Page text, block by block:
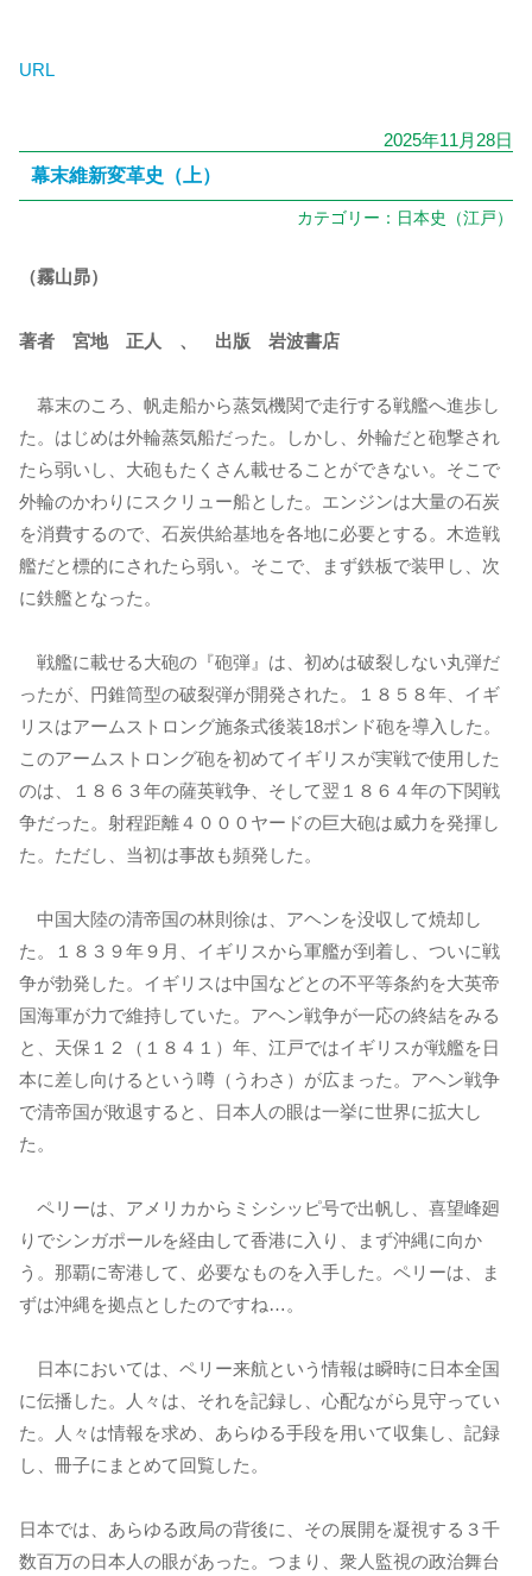
URL
2025年11月28日
幕末維新変革史（上）
カテゴリー： 日本史（江戸）
（霧山昴）
著者 宮地 正人 、 出版 岩波書店
幕末のころ、帆走船から蒸気機関で走行する戦艦へ進歩し
た。はじめは外輪蒸気船だった。しかし、外輪だと砲撃され
たら弱いし、大砲もたくさん載せることができない。そこで
外輪のかわりにスクリュー船とした。エンジンは大量の石炭
を消費するので、石炭供給基地を各地に必要とする。木造戦
艦だと標的にされたら弱い。そこで、まず鉄板で装甲し、次
に鉄艦となった。
戦艦に載せる大砲の『砲弾』は、初めは破裂しない丸弾だ
ったが、円錐筒型の破裂弾が開発された。１８５８年、イギ
リスはアームストロング施条式後装18ポンド砲を導入した。
このアームストロング砲を初めてイギリスが実戦で使用した
のは、１８６３年の薩英戦争、そして翌１８６４年の下関戦
争だった。射程距離４０００ヤードの巨大砲は威力を発揮し
た。ただし、当初は事故も頻発した。
中国大陸の清帝国の林則徐は、アヘンを没収して焼却し
た。１８３９年９月、イギリスから軍艦が到着し、ついに戦
争が勃発した。イギリスは中国などとの不平等条約を大英帝
国海軍が力で維持していた。アヘン戦争が一応の終結をみる
と、天保１２（１８４１）年、江戸ではイギリスが戦艦を日
本に差し向けるという噂（うわさ）が広まった。アヘン戦争
で清帝国が敗退すると、日本人の眼は一挙に世界に拡大し
た。
ペリーは、アメリカからミシシッピ号で出帆し、喜望峰廻
りでシンガポールを経由して香港に入り、まず沖縄に向か
う。那覇に寄港して、必要なものを入手した。ペリーは、ま
ずは沖縄を拠点としたのですね…。
日本においては、ペリー来航という情報は瞬時に日本全国
に伝播した。人々は、それを記録し、心配ながら見守ってい
た。人々は情報を求め、あらゆる手段を用いて収集し、記録
し、冊子にまとめて回覧した。
日本では、あらゆる政局の背後に、その展開を凝視する３千
数百万の日本人の眼があった。つまり、衆人監視の政治舞台